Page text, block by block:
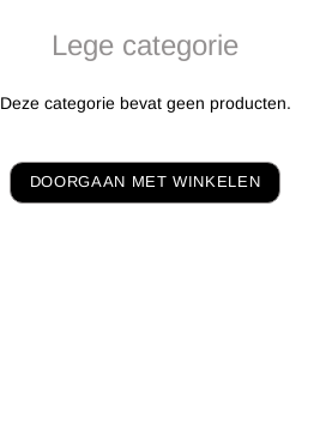
Lege categorie
Deze categorie bevat geen producten.
DOORGAAN MET WINKELEN